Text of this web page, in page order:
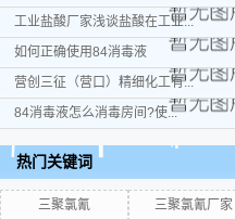
工业盐酸厂家浅谈盐酸在工业...
如何正确使用84消毒液
营创三征（营口）精细化工有...
84消毒液怎么消毒房间?使...
热门关键词
三聚氯氰 三聚氯氰厂家